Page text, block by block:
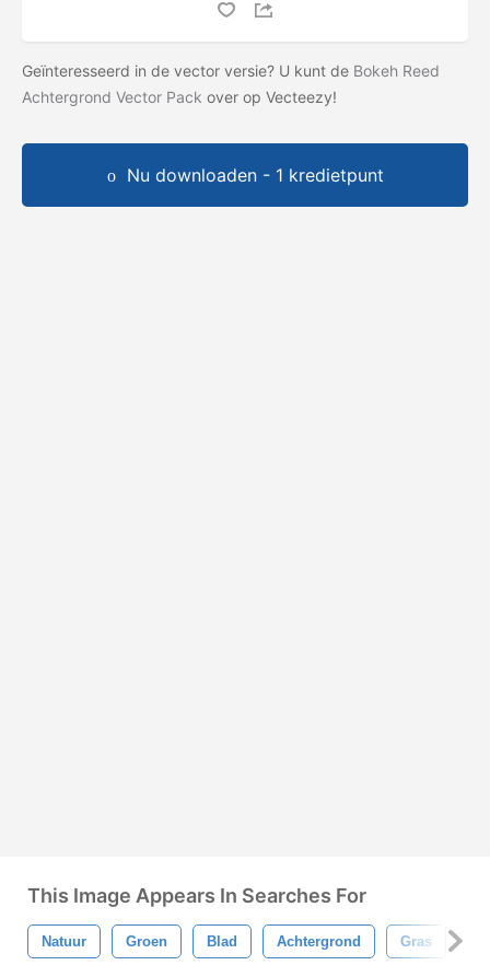
Geïnteresseerd in de vector versie? U kunt de Bokeh Reed
Achtergrond Vector Pack over op Vecteezy!
Nu downloaden - 1 kredietpunt
This Image Appears In Searches For
Natuur Groen Blad Achtergrond Gras